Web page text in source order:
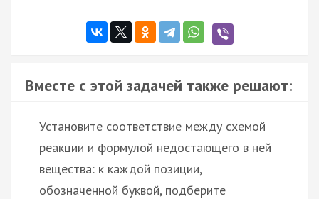
Вместе с этой задачей также решают:
Установите соответствие между схемой
реакции и формулой недостающего в ней
вещества: к каждой позиции,
обозначенной буквой, подберите